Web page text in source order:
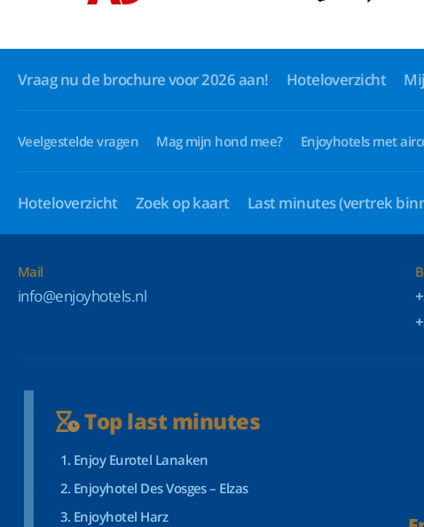
Vraag nu de brochure voor 2026 aan! Hoteloverzicht
Veelgestelde vragen Mag mijn hond mee? Enjoyhotels met
Hoteloverzicht Zoek op kaart Last minutes(vertrek
Mail
info@enjoyhotels.nl
Top last minutes
Enjoy Eurotel Lanaken
Enjoyhotel Des Vosges – Elzas
Enjoyhotel Harz